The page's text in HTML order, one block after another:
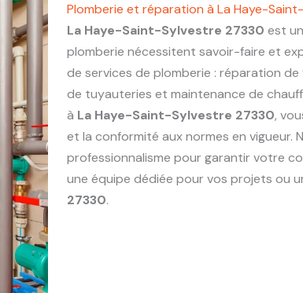
Plomberie et réparation à La Haye-
La Haye-Saint-Sylvestre 27330 est
plomberie nécessitent savoir-faire et
de services de plomberie : réparation
de tuyauteries et maintenance de
à La Haye-Saint-Sylvestre 27330,
et la conformité aux normes en vigueur.
professionnalisme pour garantir votre
une équipe dédiée pour vos projets ou
27330.